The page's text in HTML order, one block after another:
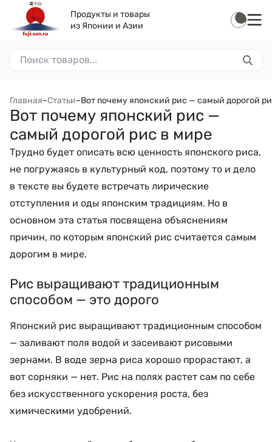
Продукты и товары
из Японии и Азии
Главная–Статьи–Вот почему японский рис — самый дорогой
Вот почему японский рис —
самый дорогой рис в мире
Трудно будет описать всю ценность японского риса,
не погружаясь в культурный код, поэтому то и дело
в тексте вы будете встречать лирические
отступления и оды японским традициям. Но в
основном эта статья посвящена объяснениям
причин, по которым японский рис считается самым
дорогим в мире.
Рис выращивают традиционным
способом — это дорого
Японский рис выращивают традиционным способом
— заливают поля водой и засеивают рисовыми
зернами. В воде зерна риса хорошо прорастают, а
вот сорняки — нет. Рис на полях растет сам по себе
без искусственного ускорения роста, без
химическими удобрений.